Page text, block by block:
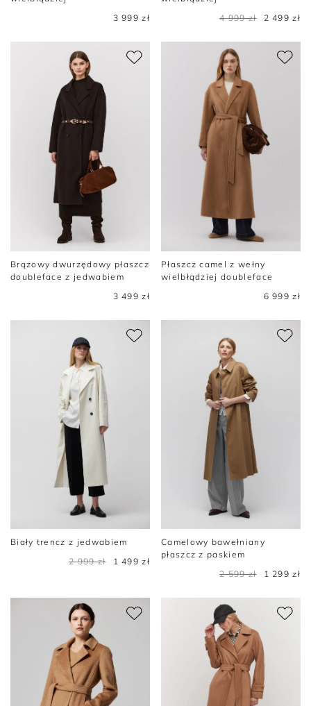
3 999 zł
4 999 zł
2 499 zł
Brązowy dwurzędowy płaszcz
doubleface z jedwabiem
3 499 zł
Płaszcz camel z wełny
wielbłądziej doubleface
6 999 zł
Biały trencz z jedwabiem
2 999 zł
1 499 zł
Camelowy bawełniany
płaszcz z paskiem
2 599 zł
1 299 zł